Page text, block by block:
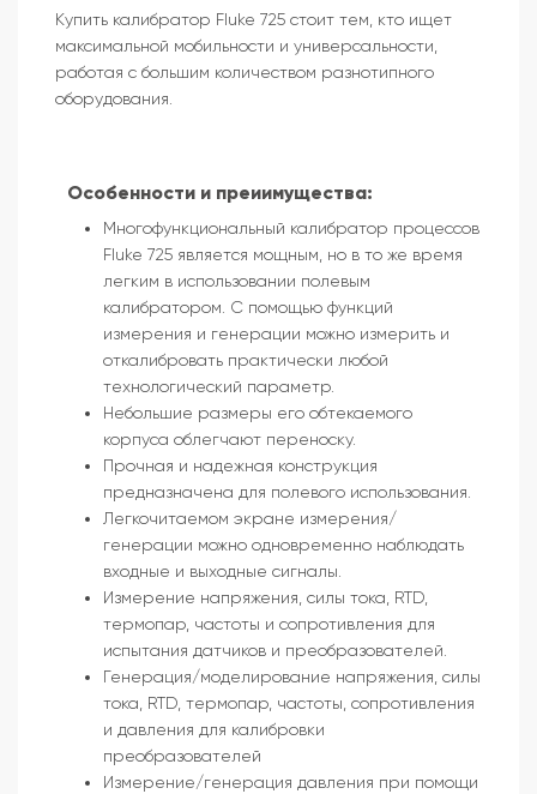
Купить калибратор Fluke 725 стоит тем, кто ищет
максимальной мобильности и универсальности,
работая с большим количеством разнотипного
оборудования.
Особенности и преиимущества:
Многофункциональный калибратор процессов
Fluke 725 является мощным, но в то же время
легким в использовании полевым
калибратором. С помощью функций
измерения и генерации можно измерить и
откалибровать практически любой
технологический параметр.
Небольшие размеры его обтекаемого
корпуса облегчают переноску.
Прочная и надежная конструкция
предназначена для полевого использования.
Легкочитаемом экране измерения/
генерации можно одновременно наблюдать
входные и выходные сигналы.
Измерение напряжения, силы тока, RTD,
термопар, частоты и сопротивления для
испытания датчиков и преобразователей.
Генерация/моделирование напряжения, силы
тока, RTD, термопар, частоты, сопротивления
и давления для калибровки
преобразователей
Измерение/генерация давления при помощи